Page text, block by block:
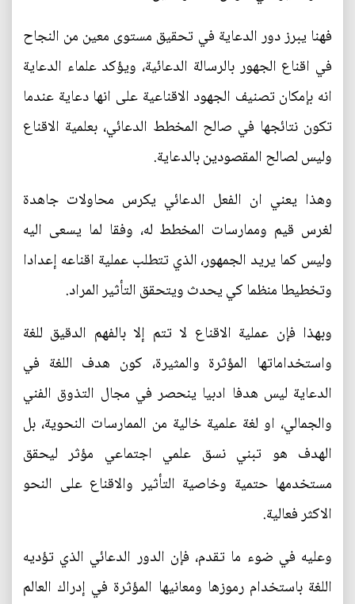
فهنا يبرز دور الدعاية في تحقيق مستوى معين من النجاح
في اقناع الجهور بالرسالة الدعائية، ويؤكد علماء الدعاية
انه بإمكان تصنيف الجهود الاقناعية على انها دعاية عندما
تكون نتائجها في صالح المخطط الدعائي، بعلمية الاقناع
وليس لصالح المقصودين بالدعاية.
وهذا يعني ان الفعل الدعائي يكرس محاولات جاهدة
لغرس قيم وممارسات المخطط له، وفقا لما يسعى اليه
وليس كما يريد الجمهور، الذي تتطلب عملية اقناعه إعدادا
وتخطيطا منظما كي يحدث ويتحقق التأثير المراد.
وبهذا فإن عملية الاقناع لا تتم إلا بالفهم الدقيق للغة
واستخداماتها المؤثرة والمثيرة، كون هدف اللغة في
الدعاية ليس هدفا ادبيا ينحصر في مجال التذوق الفني
والجمالي، او لغة علمية خالية من الممارسات النحوية، بل
الهدف هو تبني نسق علمي اجتماعي مؤثر ليحقق
مستخدمها حتمية وخاصية التأثير والاقناع على النحو
الاكثر فعالية.
وعليه في ضوء ما تقدم، فإن الدور الدعائي الذي تؤديه
اللغة باستخدام رموزها ومعانيها المؤثرة في إدراك العالم